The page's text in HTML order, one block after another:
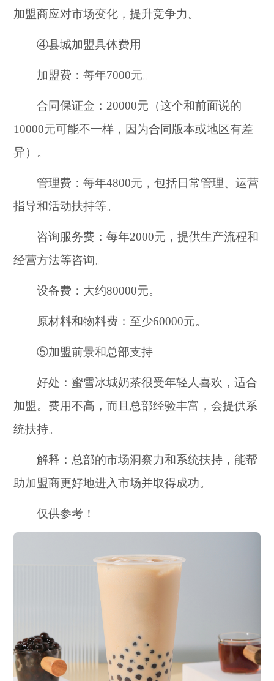
加盟商应对市场变化，提升竞争力。
④县城加盟具体费用
加盟费：每年7000元。
合同保证金：20000元（这个和前面说的
10000元可能不一样，因为合同版本或地区有差
异）。
管理费：每年4800元，包括日常管理、运营
指导和活动扶持等。
咨询服务费：每年2000元，提供生产流程和
经营方法等咨询。
设备费：大约80000元。
原材料和物料费：至少60000元。
⑤加盟前景和总部支持
好处：蜜雪冰城奶茶很受年轻人喜欢，适合
加盟。费用不高，而且总部经验丰富，会提供系
统扶持。
解释：总部的市场洞察力和系统扶持，能帮
助加盟商更好地进入市场并取得成功。
仅供参考！